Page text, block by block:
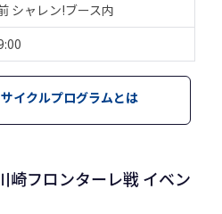
シャレン!ブース内
イクルプログラムとは
崎フロンターレ戦 イベン